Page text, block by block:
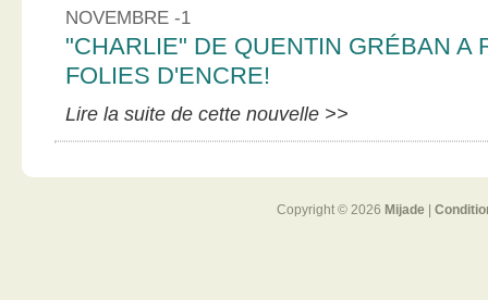
NOVEMBRE -1
"CHARLIE" DE QUENTIN GRÉBAN A
FOLIES D'ENCRE!
Lire la suite de cette nouvelle >>
Copyright © 2026 Mijade|